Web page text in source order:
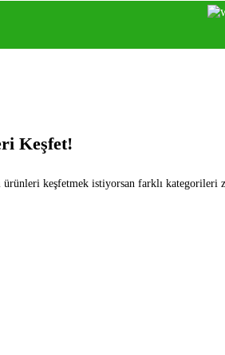
Keşfet!
ürünleri keşfetmek istiyorsan farklı kategorileri